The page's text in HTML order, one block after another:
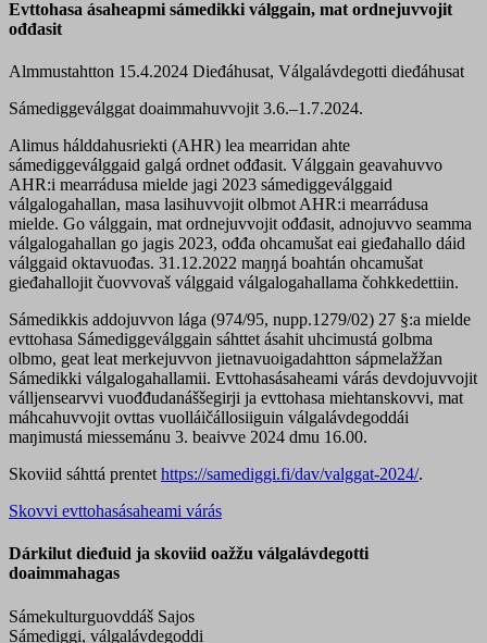
Evttohasa ásaheapmi sámedikki válggain, mat ordnejuvvojit
ođđasit
Almmustahtton 15.4.2024 Dieđáhusat, Válgalávdegotti dieđáhusat
Sámediggeválggat doaimmahuvvojit 3.6.–1.7.2024.
Alimus hálddahusriekti (AHR) lea mearridan ahte
sámediggeválggaid galgá ordnet ođđasit. Válggain geavahuvvo
AHR:i mearrádusa mielde jagi 2023 sámediggeválggaid
válgalogahallan, masa lasihuvvojit olbmot AHR:i mearrádusa
mielde. Go válggain, mat ordnejuvvojit ođđasit, adnojuvvo seamma
válgalogahallan go jagis 2023, ođđa ohcamušat eai gieđahallo dáid
válggaid oktavuođas. 31.12.2022 maŋŋá boahtán ohcamušat
gieđahallojit čuovvovaš válggaid válgalogahallama čohkkedettiin.
Sámedikkis addojuvvon lága (974/95, nupp.1279/02) 27 §:a mielde
evttohasa Sámediggeválggain sáhttet ásahit uhcimustá golbma
olbmo, geat leat merkejuvvon jietnavuoigadahtton sápmelažžan
Sámedikki válgalogahallamii. Evttohasásaheami várás devdojuvvojit
válljensearvvi vuođđudanáššegirji ja evttohasa miehtanskovvi, mat
máhcahuvvojit ovttas vuolláičállosiiguin válgalávdegoddái
maŋimustá miessemánu 3. beaivve 2024 dmu 16.00.
Skoviid sáhttá prentet https://samediggi.fi/dav/valggat-2024/.
Skovvi evttohasásaheami várás
Dárkilut dieđuid ja skoviid oažžu válgalávdegotti
doaimmahagas
Sámekulturguovddáš Sajos
Sámediggi, válgalávdegoddi